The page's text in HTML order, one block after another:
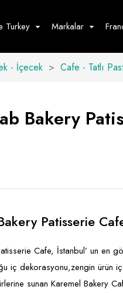
Turkey Markalar
Hepsini
Büfe
- İçecek > Cafe - Tatlı
Bakery
Patisserie
Cafe, İstanbul’ un en
iç dekorasyonu,zengin ürün
sunan Karemel Bakery